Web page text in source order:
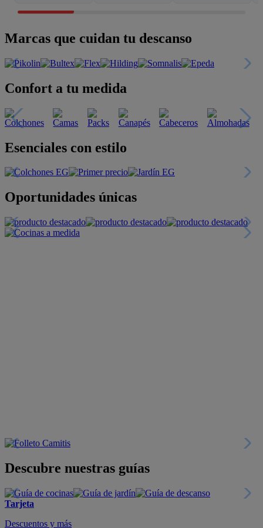
Marcas que cuidan tu descanso
Confort a tu medida
Esenciales con estilo
Oportunidades únicas
Descubre nuestras guías
Tarjeta
Descuentos y más